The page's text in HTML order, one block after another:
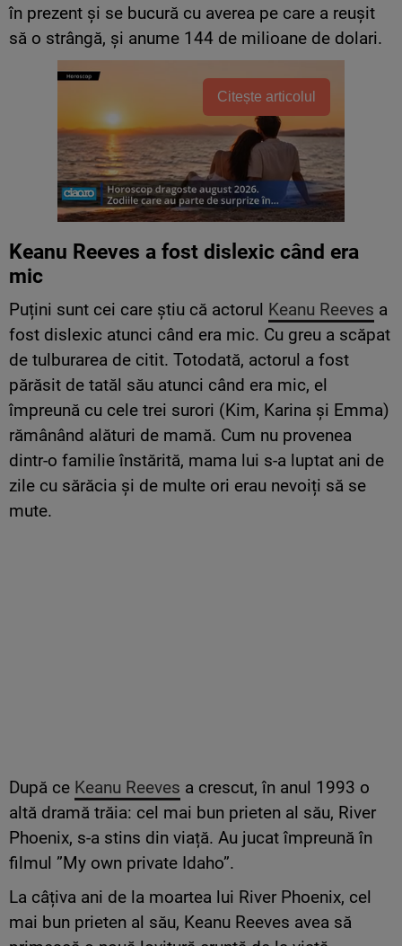
în prezent și se bucură cu averea pe care a reușit
să o strângă, și anume 144 de milioane de dolari.
Citește articolul
Keanu Reeves a fost dislexic când era
mic
Puțini sunt cei care știu că actorul Keanu Reeves a
fost dislexic atunci când era mic. Cu greu a scăpat
de tulburarea de citit. Totodată, actorul a fost
părăsit de tatăl său atunci când era mic, el
împreună cu cele trei surori (Kim, Karina și Emma)
rămânând alături de mamă. Cum nu provenea
dintr-o familie înstărită, mama lui s-a luptat ani de
zile cu sărăcia și de multe ori erau nevoiți să se
mute.
După ce Keanu Reeves a crescut, în anul 1993 o
altă dramă trăia: cel mai bun prieten al său, River
Phoenix, s-a stins din viață. Au jucat împreună în
filmul ”My own private Idaho”.
La câțiva ani de la moartea lui River Phoenix, cel
mai bun prieten al său, Keanu Reeves avea să